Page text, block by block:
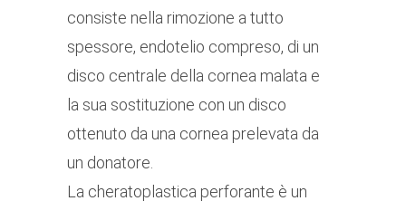
consiste nella rimozione a tutto
spessore, endotelio compreso, di un
disco centrale della cornea malata e
la sua sostituzione con un disco
ottenuto da una cornea prelevata da
un donatore.
La cheratoplastica perforante è un